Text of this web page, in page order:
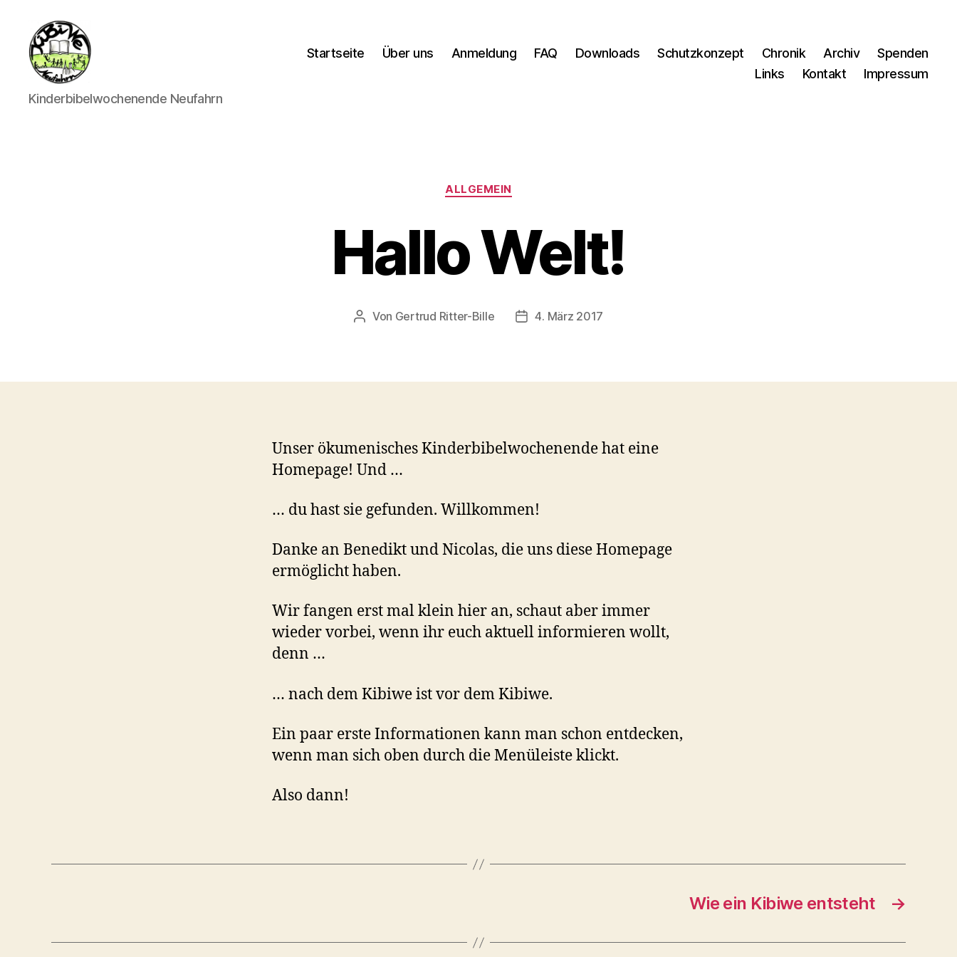
kibiwe
Kinderbibelwochenende Neufahrn
Startseite Über uns Anmeldung FAQ Downloads Schutzkonzept Chronik Archiv
Spenden
Links
Kontakt Impressum
Kategorien
ALLGEMEIN
Hallo Welt!
Beitragsautor
Von Gertrud Ritter-Bille Veröffentlichungsdatum
4. März 2017
Unser ökumenisches Kinderbibelwochenende hat eine
Homepage! Und …
… du hast sie gefunden. Willkommen!
Danke an Benedikt und Nicolas, die uns diese Homepage
ermöglicht haben.
Wir fangen erst mal klein hier an, schaut aber immer
wieder vorbei, wenn ihr euch aktuell informieren wollt,
denn …
… nach dem Kibiwe ist vor dem Kibiwe.
Ein paar erste Informationen kann man schon entdecken,
wenn man sich oben durch die Menüleiste klickt.
Also dann!
→
Wie ein Kibiwe entsteht